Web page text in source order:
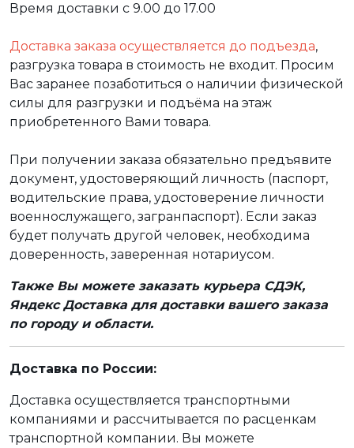
Время доставки с 9.00 до 17.00
Доставка заказа осуществляется до подъезда,
разгрузка товара в стоимость не входит. Просим
Вас заранее позаботиться о наличии физической
силы для разгрузки и подъёма на этаж
приобретенного Вами товара.
При получении заказа обязательно предъявите
документ, удостоверяющий личность (паспорт,
водительские права, удостоверение личности
военнослужащего, загранпаспорт). Если заказ
будет получать другой человек, необходима
доверенность, заверенная нотариусом.
Также Вы можете заказать курьера СДЭК,
Яндекс Доставка для доставки вашего заказа
по городу и области.
Доставка по России:
Доставка осуществляется транспортными
компаниями и рассчитывается по расценкам
транспортной компании. Вы можете